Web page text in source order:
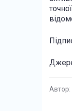
Автор: